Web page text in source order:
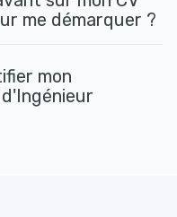
me démarquer ?
mon